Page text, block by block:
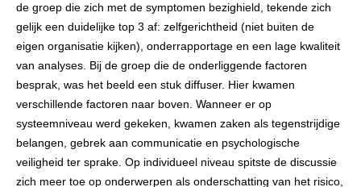
de groep die zich met de symptomen bezighield, tekende zich
gelijk een duidelijke top 3 af: zelfgerichtheid (niet buiten de
eigen organisatie kijken), onderrapportage en een lage kwaliteit
van analyses. Bij de groep die de onderliggende factoren
besprak, was het beeld een stuk diffuser. Hier kwamen
verschillende factoren naar boven. Wanneer er op
systeemniveau werd gekeken, kwamen zaken als tegenstrijdige
belangen, gebrek aan communicatie en psychologische
veiligheid ter sprake. Op individueel niveau spitste de discussie
zich meer toe op onderwerpen als onderschatting van het risico,